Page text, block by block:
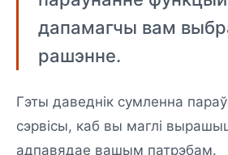
дапамагчы вам
рашэнне.
Гэты даведнік сумленна
сэрвісы, каб вы маглі
адпавядае вашым патрэбам.